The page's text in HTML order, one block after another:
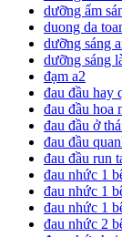
dưỡng ẩm
duong da
dưỡng sáng
dưỡng sáng
đạm a2
đau đầu hay
đau đầu hoa
đau đầu ở
đau đầu
đau đầu run
đau nhức 1
đau nhức 1
đau nhức 1
đau nhức 2